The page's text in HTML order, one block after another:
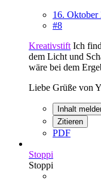
16. Oktober
#8
Kreativstift Ich
dem Licht und
wäre bei dem
Liebe Grüße von
Inhalt
Zitieren
PDF
Stoppi
Stoppi